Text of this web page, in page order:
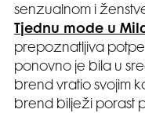
senzualnom i
Tjednu mode u
prepoznatljiva
ponovno je bila u
brend vratio svojim
brend bilježi porast